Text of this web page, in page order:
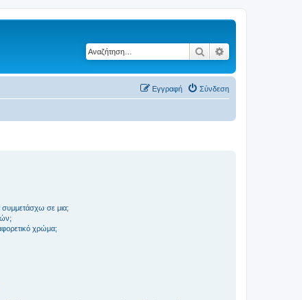
Αναζήτηση
Σύνδεση
Εγγραφή
σε μια;
χρώμα;